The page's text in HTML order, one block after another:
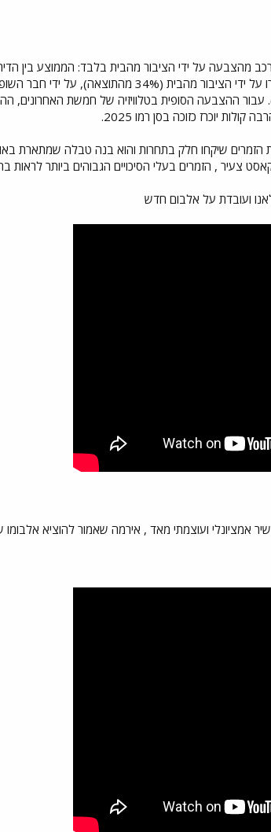
מהצבעה על ידי הציבור מהבית בלבד: הממוצע בין
של שדרני הרדיו (33% מהתוצאה). עבור ההצבעה הסופית בטלוויזיה
יוכרז כזוכה בסן רמו 2025.
שיקחו חלק בתחרות והוא בנה טבלה שמתארת
צעיר , הזמרים בעלי הסיכויים הגבוהים ביותר לראות
ועובדת על אלבום חדש
אמציונלי ועוצמתי מאד , אירמה שאמור להוציא